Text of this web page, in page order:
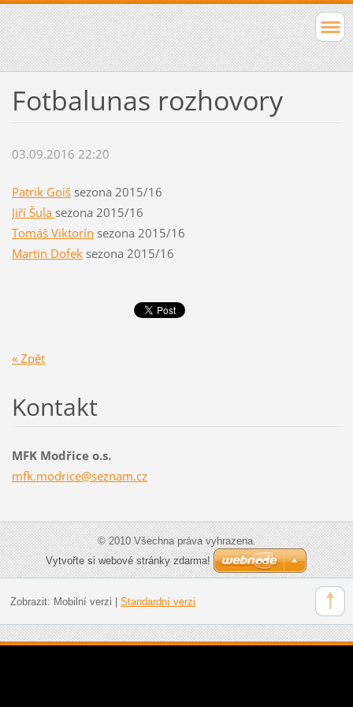
Fotbalunas rozhovory
03.09.2016 22:20
Patrik Goišsezona 2015/16
Jiří Šula sezona 2015/16
Tomáš Viktorín sezona 2015/16
Martin Dofeksezona 2015/16
« Zpět
Kontakt
MFK Modřice o.s.
mfk.modrice@seznam.cz
© 2010 Všechna práva vyhrazena.
Vytvořte si webové stránky zdarma!
Zobrazit: Mobilní verzi Standardní verzi